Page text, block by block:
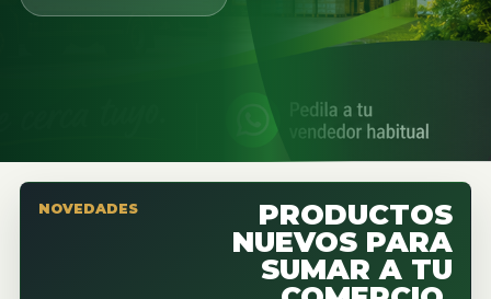
NOVEDADES
PRODUCTOS
NUEVOS PARA
SUMAR A TU